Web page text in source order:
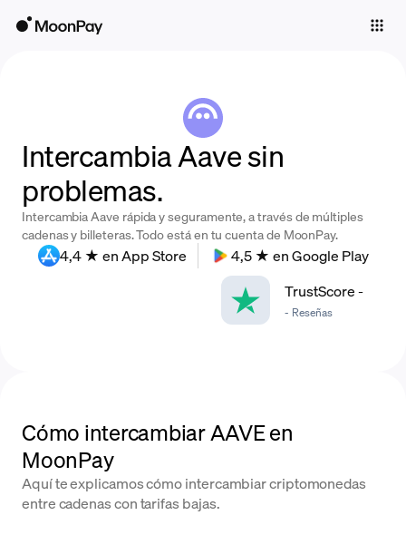
Trade
Company
Crypto Prices
Intercambia Aave sin
problemas.
Intercambia Aave rápida y seguramente, a través de múltiples
cadenas y billeteras. Todo está en tu cuenta de MoonPay.
4,4 ★ en App Store
4,5 ★ en Google Play
TrustScore-
- Reseñas
Cómo intercambiar AAVE en
MoonPay
Aquí te explicamos cómo intercambiar criptomonedas
entre cadenas con tarifas bajas.